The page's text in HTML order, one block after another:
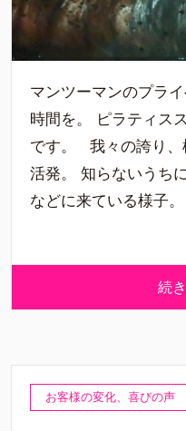
マンツーマンのプラ
時間を。 ピラティス
です。 我々の誇り、
活発。 知らないうち
などに来ている様子
続
お客様の変化、喜びの声